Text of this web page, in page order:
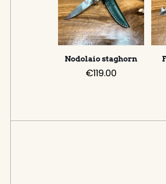
Nodolaio staghorn
€119.00